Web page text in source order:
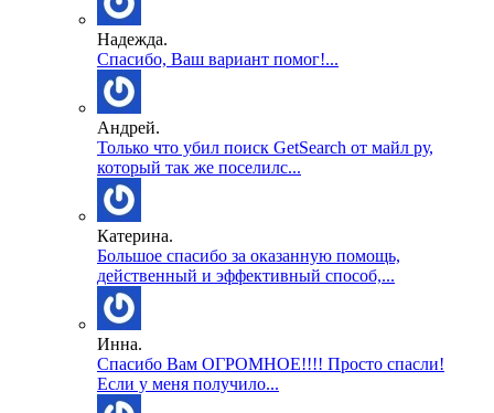
Надежда.
Спасибо, Ваш вариант помог!...
Андрей.
Только что убил поиск GetSearch от майл ру,
который так же поселилс...
Катерина.
Большое спасибо за оказанную помощь,
действенный и эффективный способ,...
Инна.
Спасибо Вам ОГРОМНОЕ!!!! Просто спасли!
Если у меня получило...